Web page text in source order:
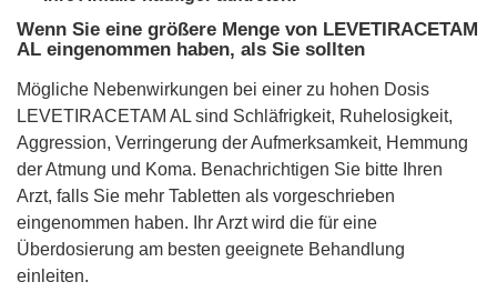
Wenn Sie eine größere Menge von LEVETIRACETAM
AL eingenommen haben, als Sie sollten
Mögliche Nebenwirkungen bei einer zu hohen Dosis
LEVETIRACETAM AL sind Schläfrigkeit, Ruhelosigkeit,
Aggression, Verringerung der Aufmerksamkeit, Hemmung
der Atmung und Koma. Benachrichtigen Sie bitte Ihren
Arzt, falls Sie mehr Tabletten als vorgeschrieben
eingenommen haben. Ihr Arzt wird die für eine
Überdosierung am besten geeignete Behandlung
einleiten.